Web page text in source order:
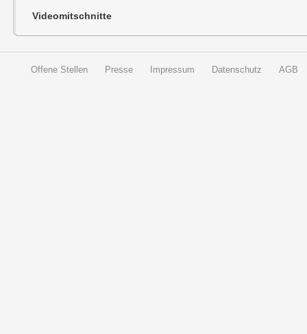
Videomitschnitte
Offene Stellen Presse Impressum Datenschutz AGB